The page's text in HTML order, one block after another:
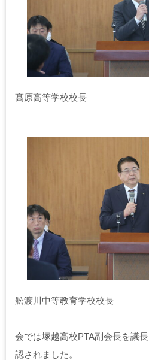
髙原高等学校校長
舩渡川中等教育学校校長
会では塚越高校PTA副会長を議
認されました。